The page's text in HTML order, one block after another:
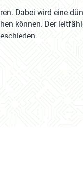
Dabei wird eine
können. Der